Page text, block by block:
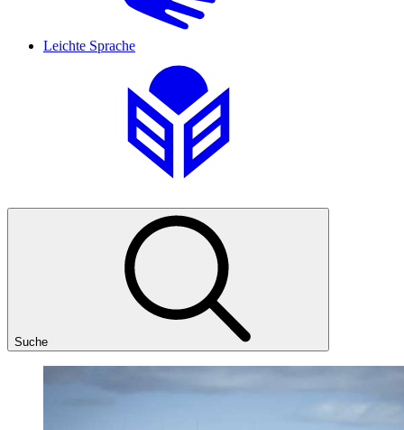
Leichte Sprache
Suche